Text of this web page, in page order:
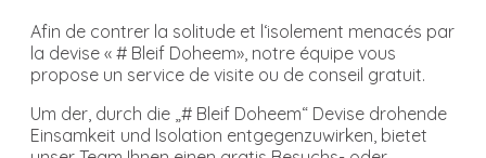
Afin de contrer la solitude et l‘isolement menacés par
la devise « # Bleif Doheem», notre équipe vous
propose un service de visite ou de conseil gratuit.
Um der, durch die „# Bleif Doheem“ Devise drohende
Einsamkeit und Isolation entgegenzuwirken, bietet